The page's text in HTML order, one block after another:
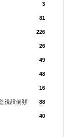
3
81
226
26
49
48
16
視設備類 88
40